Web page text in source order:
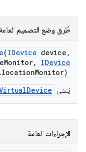
طُرق وضع التصميم العامة
(IDevice device ,
Monitor,
IDevice
Monitor)
يُنشئ
الإجراءات العامة